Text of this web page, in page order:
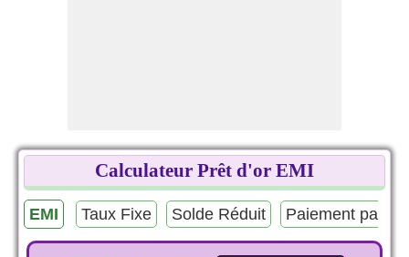
Calculateur Prêt d'or EMI
EMI Taux Fixe Solde Réduit Paiement par